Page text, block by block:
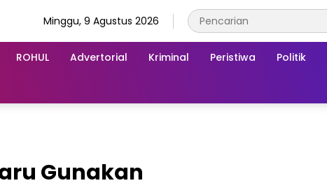
Minggu, 9 Agustus 2026
ROHUL Advertorial Kriminal Peristiwa Politik
Gunakan